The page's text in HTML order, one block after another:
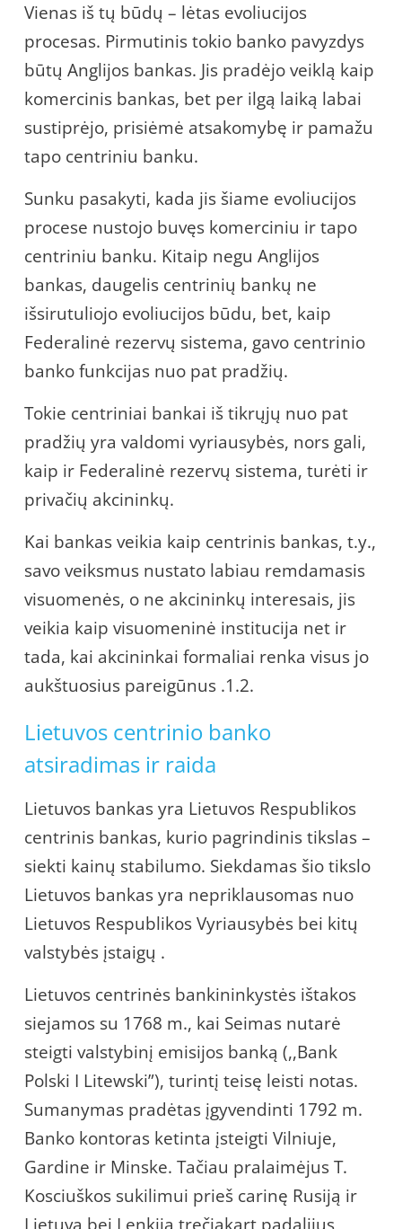
Vienas iš tų būdų – lėtas evoliucijos
procesas. Pirmutinis tokio banko pavyzdys
būtų Anglijos bankas. Jis pradėjo veiklą kaip
komercinis bankas, bet per ilgą laiką labai
sustiprėjo, prisiėmė atsakomybę ir pamažu
tapo centriniu banku.
Sunku pasakyti, kada jis šiame evoliucijos
procese nustojo buvęs komerciniu ir tapo
centriniu banku. Kitaip negu Anglijos
bankas, daugelis centrinių bankų ne
išsirutuliojo evoliucijos būdu, bet, kaip
Federalinė rezervų sistema, gavo centrinio
banko funkcijas nuo pat pradžių.
Tokie centriniai bankai iš tikrųjų nuo pat
pradžių yra valdomi vyriausybės, nors gali,
kaip ir Federalinė rezervų sistema, turėti ir
privačių akcininkų.
Kai bankas veikia kaip centrinis bankas, t.y.,
savo veiksmus nustato labiau remdamasis
visuomenės, o ne akcininkų interesais, jis
veikia kaip visuomeninė institucija net ir
tada, kai akcininkai formaliai renka visus jo
aukštuosius pareigūnus .1.2.
Lietuvos centrinio banko
atsiradimas ir raida
Lietuvos bankas yra Lietuvos Respublikos
centrinis bankas, kurio pagrindinis tikslas –
siekti kainų stabilumo. Siekdamas šio tikslo
Lietuvos bankas yra nepriklausomas nuo
Lietuvos Respublikos Vyriausybės bei kitų
valstybės įstaigų .
Lietuvos centrinės bankininkystės ištakos
siejamos su 1768 m., kai Seimas nutarė
steigti valstybinį emisijos banką (,,Bank
Polski I Litewski”), turintį teisę leisti notas.
Sumanymas pradėtas įgyvendinti 1792 m.
Banko kontoras ketinta įsteigti Vilniuje,
Gardine ir Minske. Tačiau pralaimėjus T.
Kosciuškos sukilimui prieš carinę Rusiją ir